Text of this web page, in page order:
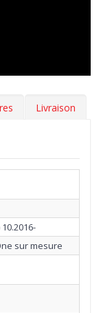
Livraison
sur mesure